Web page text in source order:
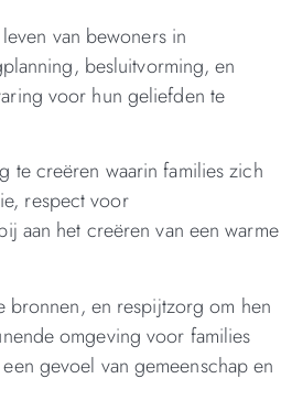
van bewoners in
besluitvorming, en
voor hun geliefden te
te creëren waarin families zich
respect voor
aan het creëren van een warme
bronnen, en respijtzorg om hen
omgeving voor families
gevoel van gemeenschap en